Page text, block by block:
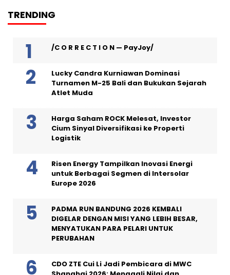
TRENDING
/C O R R E C T I O N — PayJoy/
Lucky Candra Kurniawan Dominasi
Turnamen M-25 Bali dan Bukukan Sejarah
Atlet Muda
Harga Saham ROCK Melesat, Investor
Cium Sinyal Diversifikasi ke Properti
Logistik
Risen Energy Tampilkan Inovasi Energi
untuk Berbagai Segmen di Intersolar
Europe 2026
PADMA RUN BANDUNG 2026 KEMBALI
DIGELAR DENGAN MISI YANG LEBIH BESAR,
MENYATUKAN PARA PELARI UNTUK
PERUBAHAN
CDO ZTE Cui Li Jadi Pembicara di MWC